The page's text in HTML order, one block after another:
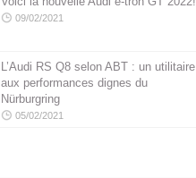
09/02/2021
L’Audi RS Q8 selon ABT : un utilitaire
aux performances dignes du
Nürburgring
05/02/2021